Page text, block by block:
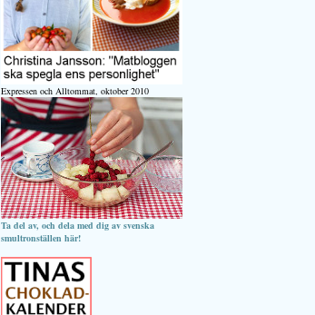
Expressen och Alltommat, oktober 2010
Ta del av, och dela med dig av svenska
smultronställen här!